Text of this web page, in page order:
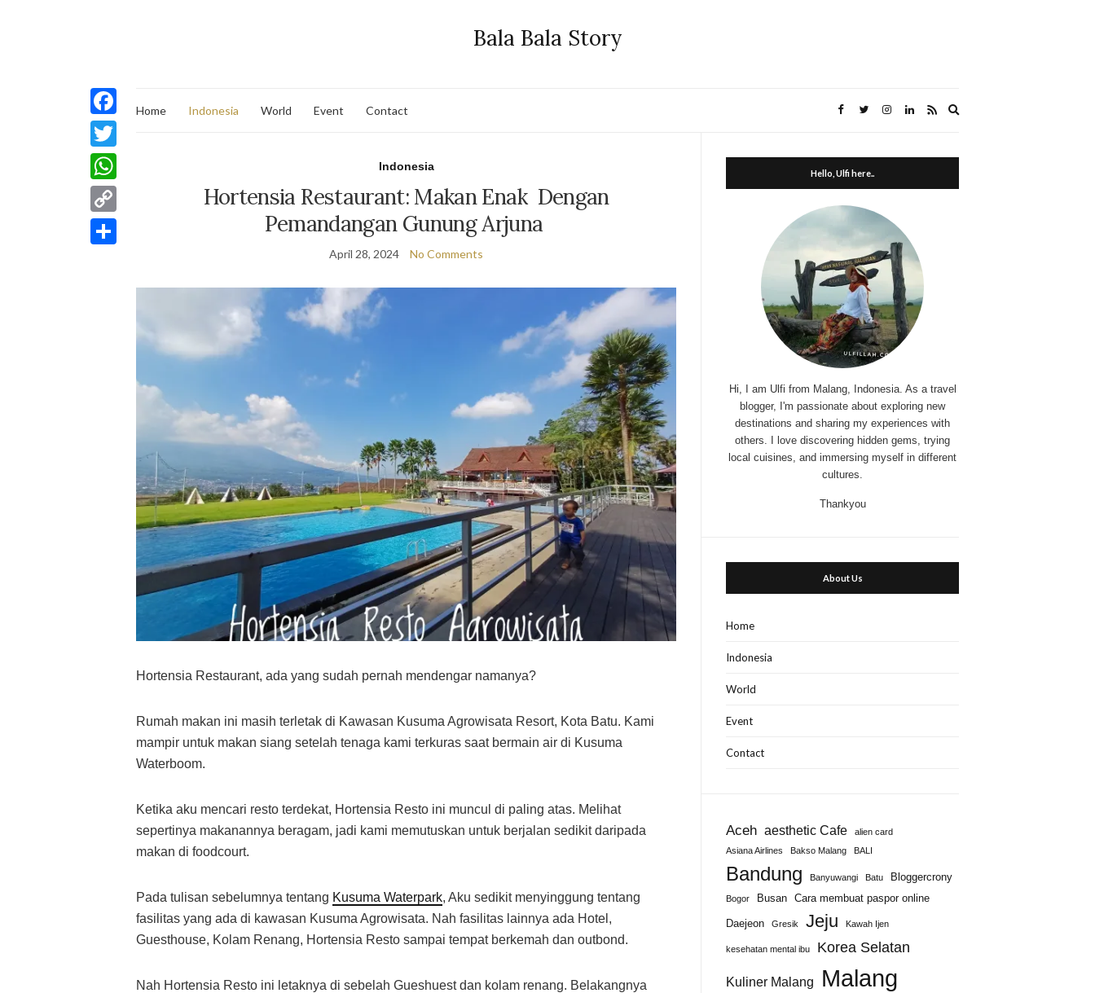
Bala Bala Story
Home Indonesia World Event Contact
Indonesia
Hortensia Restaurant: Makan Enak Dengan
Pemandangan Gunung Arjuna
April 28, 2024 No Comments
Hortensia Restaurant, ada yang sudah pernah mendengar namanya?
Rumah makan ini masih terletak di Kawasan Kusuma Agrowisata Resort, Kota Batu. Kami
mampir untuk makan siang setelah tenaga kami terkuras saat bermain air di Kusuma
Waterboom.
Ketika aku mencari resto terdekat, Hortensia Resto ini muncul di paling atas. Melihat
sepertinya makanannya beragam, jadi kami memutuskan untuk berjalan sedikit daripada
makan di foodcourt.
Pada tulisan sebelumnya tentang Kusuma Waterpark, Aku sedikit menyinggung tentang
fasilitas yang ada di kawasan Kusuma Agrowisata. Nah fasilitas lainnya ada Hotel,
Guesthouse, Kolam Renang, Hortensia Resto sampai tempat berkemah dan outbond.
Nah Hortensia Resto ini letaknya di sebelah Gueshuest dan kolam renang. Belakangnya
Facebook
Twitter
WhatsApp
Copy
Hello, Ulfi here..
Hi, I am Ulfi from Malang, Indonesia. As a travel
blogger, I'm passionate about exploring new
destinations and sharing my experiences with
others. I love discovering hidden gems, trying
local cuisines, and immersing myself in different
cultures.
Thankyou
About Us
Home
Indonesia
World
Event
Contact
Aceh aesthetic Cafe
alien card
Asiana Airlines
Bakso Malang BALI
Bandung Banyuwangi Batu Bloggercrony
Bogor Busan Cara membuat paspor online
Daejeon Gresik Jeju Kawah Ijen
kesehatan mental ibu Korea Selatan
Kuliner Malang Malang